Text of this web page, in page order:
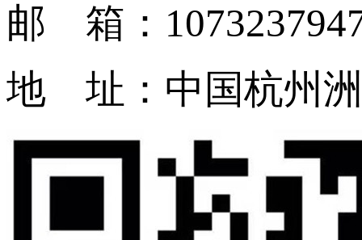
邮 箱：
地 址：中国杭州